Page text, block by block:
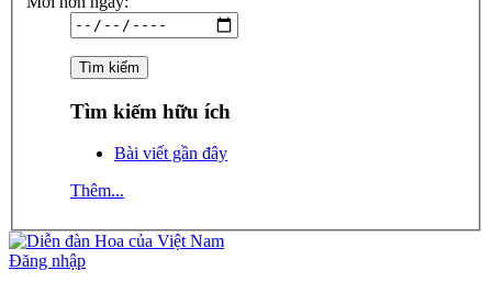
Tìm kiếm hữu ích
Bài viết gần đây
Thêm...
Đăng nhập